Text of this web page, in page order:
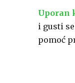
Uporan
i gusti
pomoć